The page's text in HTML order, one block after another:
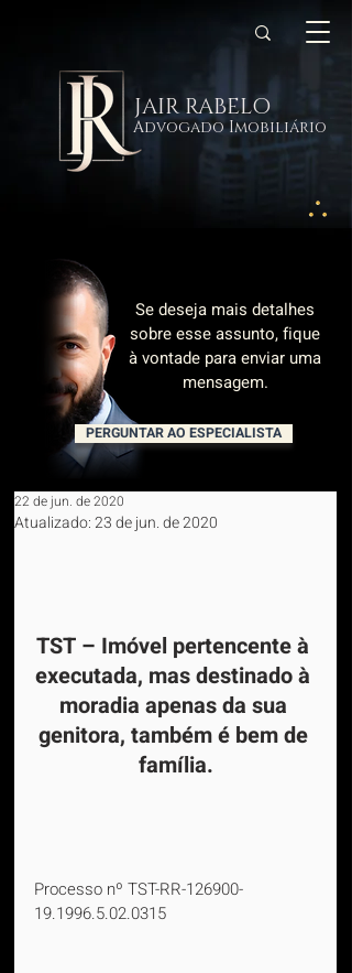
JAIR RABELO
Advogado Imobiliário
Se deseja mais detalhes
sobre esse assunto, fique
à vontade para enviar uma
mensagem.
PERGUNTAR AO ESPECIALISTA
22 de jun. de 2020
Atualizado:23 de jun. de 2020
TST – Imóvel pertencente à
executada, mas destinado à
moradia apenas da sua
genitora, também é bem de
família.
Processo nº TST-RR-126900-
19.1996.5.02.0315